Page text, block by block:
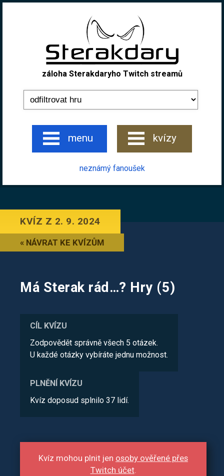
záloha Sterakdaryho Twitch streamů
menu kvízy
neznámý fanoušek
KVÍZ Z 2. 9. 2024
« NÁVRAT KE KVÍZŮM
Má Sterak rád…? Hry (5)
CÍL KVÍZU
Zodpovědět správně všech 5 otázek.
U každé otázky vybíráte jednu možnost.
PLNĚNÍ KVÍZU
Kvíz doposud splnilo 37 lidí.
Kvíz mohou plnit jen osoby ověřené přes
Twitch účet.